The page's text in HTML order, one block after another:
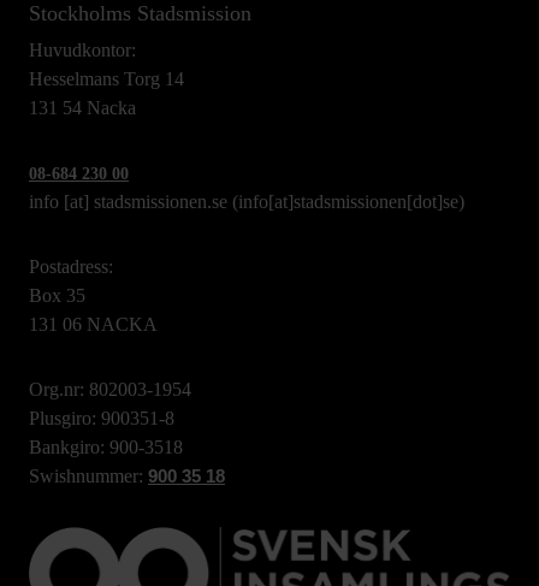
Stockholms Stadsmission
Huvudkontor:
Hesselmans Torg 14
131 54 Nacka
08-684 230 00
info [at] stadsmissionen.se (info[at]stadsmissionen[dot]se)
Postadress:
Box 35
131 06 NACKA
Org.nr: 802003-1954
Plusgiro: 900351-8
Bankgiro: 900-3518
Swishnummer: 900 35 18